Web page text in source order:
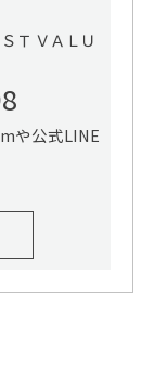
Ｔ ＶＡＬＵ
や公式LINE